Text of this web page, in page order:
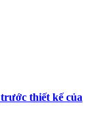
thiết kế của